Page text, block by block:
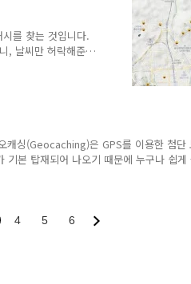
니다. 가장 중요한 게 반사체입니다. 미국
를 찾는 것입니다.
, 날씨만 허락해준다
그런데 1천개의
로 다이어트를 이
니다. 아래는 의정
. 2월말이었는데,
, 한..
캐싱(Geocaching)은 GPS를 이용한 첨단
본 탑재되어 나오기 때문에 누구나 쉽게
입니다. 490개를 찾았고, 135개를 숨겼
크기의 동그란 통입니다. 필름통보다 작기
니다. 제가 예전에 나뭇가지로 만든 캐시
4 5 6